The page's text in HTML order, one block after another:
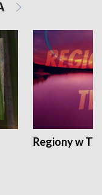
Regiony w